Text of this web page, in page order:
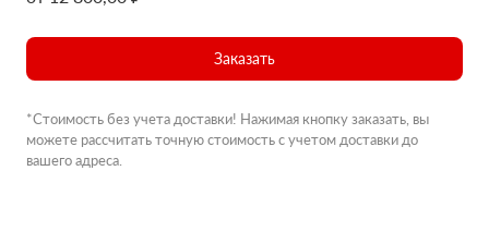
Заказать
*Стоимость без учета доставки! Нажимая кнопку заказать, вы
можете рассчитать точную стоимость с учетом доставки до
вашего адреса.